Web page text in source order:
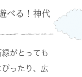
べる！神代
がとっても
ったり、広